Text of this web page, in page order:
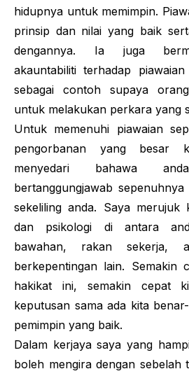
hidupnya untuk memimpin.
prinsip dan nilai yang baik
dengannya. Ia juga
akauntabiliti terhadap
sebagai contoh supaya
untuk melakukan perkara yang
Untuk memenuhi piawaian
pengorbanan yang besar
menyedari bahawa
bertanggungjawab
sekeliling anda. Saya merujuk
dan psikologi di antara
bawahan, rakan sekerja,
berkepentingan lain. Semakin
hakikat ini, semakin cepat
keputusan sama ada kita
pemimpin yang baik.
Dalam kerjaya saya yang
boleh mengira dengan sebelah